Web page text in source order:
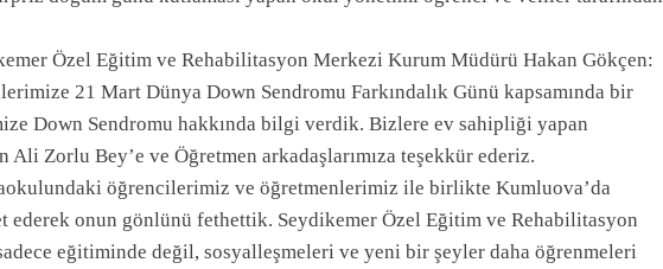
Özel Eğitim ve Rehabilitasyon Merkezi Kurum Müdürü Hakan Gökçen:
21 Mart Dünya Down Sendromu Farkındalık Günü kapsamında bir
Down Sendromu hakkında bilgi verdik. Bizlere ev sahipliği yapan
Ali Zorlu Bey’e ve Öğretmen arkadaşlarımıza teşekkür ederiz.
öğrencilerimiz ve öğretmenlerimiz ile birlikte Kumluova’da
ederek onun gönlünü fethettik. Seydikemer Özel Eğitim ve Rehabilitasyon
eğitiminde değil, sosyalleşmeleri ve yeni bir şeyler daha öğrenmeleri